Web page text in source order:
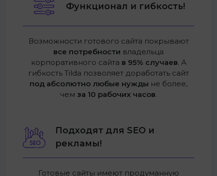
Функционал и гибкость!
Возможности готового сайта покрывают
все потребности владельца
корпоративного сайта в 95% случаев. А
гибкость Tilda позволяет доработать сайт
под абсолютно любые нужды не более,
чем за 10 рабочих часов.
Подходят для SEO и
рекламы!
Готовые сайты имеют продуманную